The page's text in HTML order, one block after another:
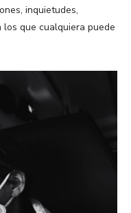
inquietudes,
que cualquiera puede